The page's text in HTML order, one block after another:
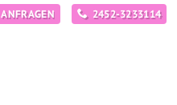
ANFRAGEN 2452-3233114